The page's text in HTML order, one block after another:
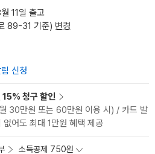
11일 출고
89-31 기준) 변경
신청
15% 청구 할인
30만원 또는 60만원 이용 시) / 카드 발
어도 최대 1만원 혜택 제공
소득공제 750원